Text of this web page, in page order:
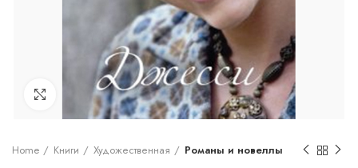
Увеличить
Home Книги Художественная Романы и новеллы